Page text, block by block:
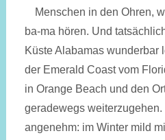
Menschen in den Ohren,
ba-ma hören. Und
Küste Alabamas wunderbar
der Emerald Coast vom
in Orange Beach und den
geradewegs
angenehm: im Winter mild